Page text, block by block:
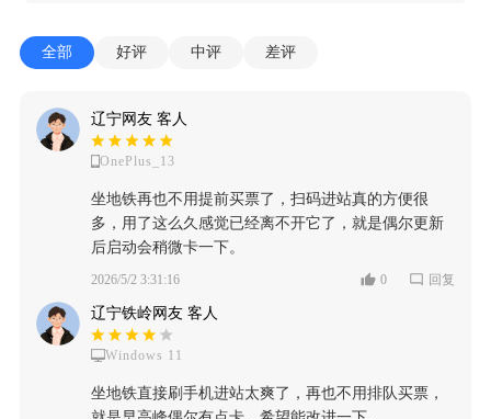
全部 好评 中评 差评
辽宁网友 客人
OnePlus_13
坐地铁再也不用提前买票了，扫码进站真的方便很
多，用了这么久感觉已经离不开它了，就是偶尔更新
后启动会稍微卡一下。
2026/5/2 3:31:16 0 回复
辽宁铁岭网友 客人
Windows 11
坐地铁直接刷手机进站太爽了，再也不用排队买票，